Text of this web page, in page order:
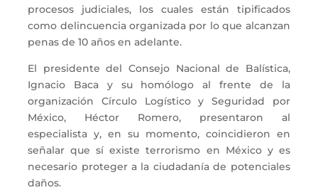
procesos judiciales, los cuales están tipificados
como delincuencia organizada por lo que alcanzan
penas de 10 años en adelante.
El presidente del Consejo Nacional de Balística,
Ignacio Baca y su homólogo al frente de la
organización Círculo Logístico y Seguridad por
México, Héctor Romero, presentaron al
especialista y, en su momento, coincidieron en
señalar que sí existe terrorismo en México y es
necesario proteger a la ciudadanía de potenciales
daños.